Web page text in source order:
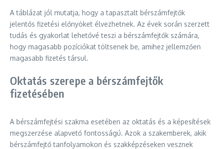
A táblázat jól mutatja, hogy a tapasztalt bérszámfejtők
jelentős fizetési előnyöket élvezhetnek. Az évek során szerzett
tudás és gyakorlat lehetővé teszi a bérszámfejtők számára,
hogy magasabb pozíciókat töltsenek be, amihez jellemzően
magasabb fizetés társul.
Oktatás szerepe a bérszámfejtők
fizetésében
A bérszámfejtési szakma esetében az oktatás és a képesítések
megszerzése alapvető fontosságú. Azok a szakemberek, akik
bérszámfejtő tanfolyamokon és szakképzéseken vesznek